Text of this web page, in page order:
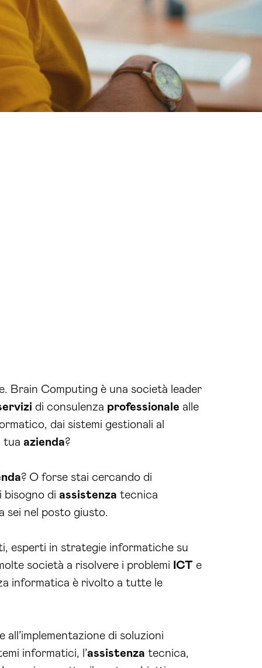
Brain Computing è una società leader
di consulenza professionale alle
dai sistemi gestionali al
tua azienda?
? O forse stai cercando di
bisogno di assistenza tecnica
sei nel posto giusto.
esperti in strategie informatiche su
società a risolvere i problemi ICT e
informatica è rivolto a tutte le
di soluzioni
informatici, l’assistenza tecnica,